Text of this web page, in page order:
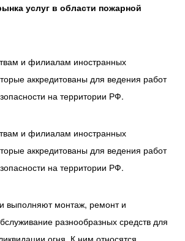
услуг в области пожарной
и филиалам иностранных
аккредитованы для ведения работ
на территории РФ.
и филиалам иностранных
аккредитованы для ведения работ
на территории РФ.
выполняют монтаж, ремонт и
разнообразных средств для
огня. К ним относятся